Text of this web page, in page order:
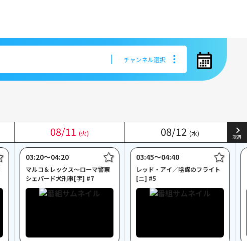
チャンネル選択
08/11 (火) 08/12 (水) 次週
08/11 (火) 08/12 (水)
03:20〜04:20
マルコ＆レックス～ローマ警察
シェパード犬刑事[字] #7
03:45〜04:40
レッド・アイ／陰謀のフライト
[ニ] #5